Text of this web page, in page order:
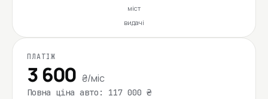
міст
видачі
ПЛАТІЖ
3 600 ₴/міс
Повна ціна авто: 117 000 ₴